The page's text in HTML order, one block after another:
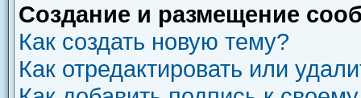
Создание и размещение
Как создать новую тему?
Как отредактировать или